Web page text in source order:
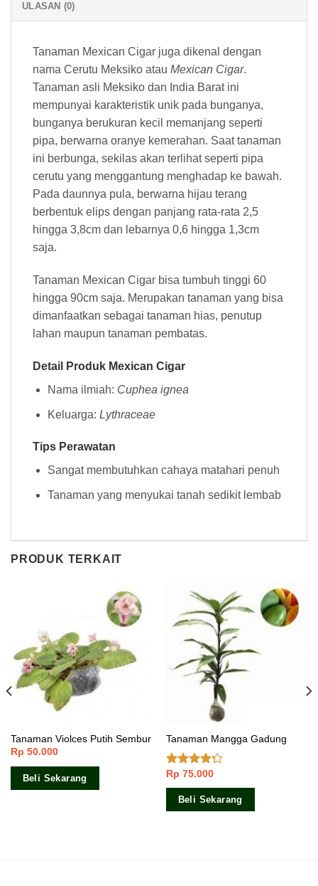
ULASAN (0)
Tanaman Mexican Cigar juga dikenal dengan
nama Cerutu Meksiko atau Mexican Cigar.
Tanaman asli Meksiko dan India Barat ini
mempunyai karakteristik unik pada bunganya,
bunganya berukuran kecil memanjang seperti
pipa, berwarna oranye kemerahan. Saat tanaman
ini berbunga, sekilas akan terlihat seperti pipa
cerutu yang menggantung menghadap ke bawah.
Pada daunnya pula, berwarna hijau terang
berbentuk elips dengan panjang rata-rata 2,5
hingga 3,8cm dan lebarnya 0,6 hingga 1,3cm
saja.
Tanaman Mexican Cigar bisa tumbuh tinggi 60
hingga 90cm saja. Merupakan tanaman yang bisa
dimanfaatkan sebagai tanaman hias, penutup
lahan maupun tanaman pembatas.
Detail Produk Mexican Cigar
Nama ilmiah: Cuphea ignea
Keluarga: Lythraceae
Tips Perawatan
Sangat membutuhkan cahaya matahari penuh
Tanaman yang menyukai tanah sedikit lembab
PRODUK TERKAIT
Tanaman Violces Putih Sembur
Rp 50.000
Beli Sekarang
Tanaman Mangga Gadung
Dinilai
4.00dari
Rp 75.000
Beli Sekarang